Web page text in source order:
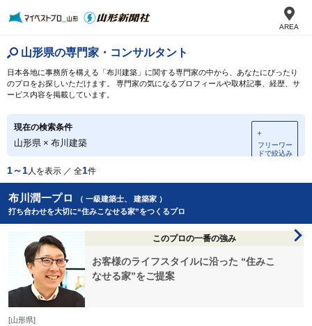
AREA
山形県の専門家・コンサルタント
日本各地に事務所を構える「布川建築」に関する専門家の中から、あなたにぴったり
のプロをお探しいただけます。 専門家の気になるプロフィールや取材記事、経歴、サ
ービス内容を掲載しています。
現在の検索条件
山形県 × 布川建築
＋
フリーワー
ドで絞込み
1～1人を表示 ／ 全1件
布川潤一プロ
（ 一級建築士、 建築家 ）
打ち合わせを大切に“住みこなせる家”をつくるプロ
このプロの一番の強み
お客様のライフスタイルに沿った “住みこ
なせる家”をご提案
[山形県]